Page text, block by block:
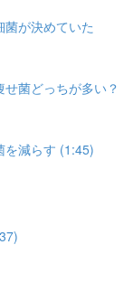
が決めていた
菌どっちが多い？
を減らす (1:45)